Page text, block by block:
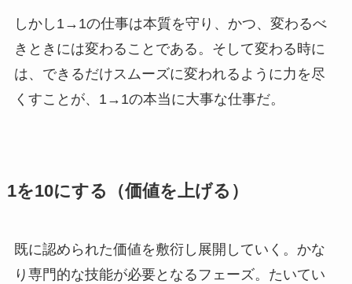
しかし1→1の仕事は本質を守り、かつ、変わるべ
きときには変わることである。そして変わる時に
は、できるだけスムーズに変われるように力を尽
くすことが、1→1の本当に大事な仕事だ。
1を10にする（価値を上げる）
既に認められた価値を敷衍し展開していく。かな
り専門的な技能が必要となるフェーズ。たいてい